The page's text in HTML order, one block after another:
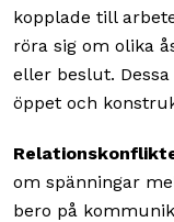
kopplade till
röra sig om olika
eller beslut.
öppet och
om spänningar
bero på